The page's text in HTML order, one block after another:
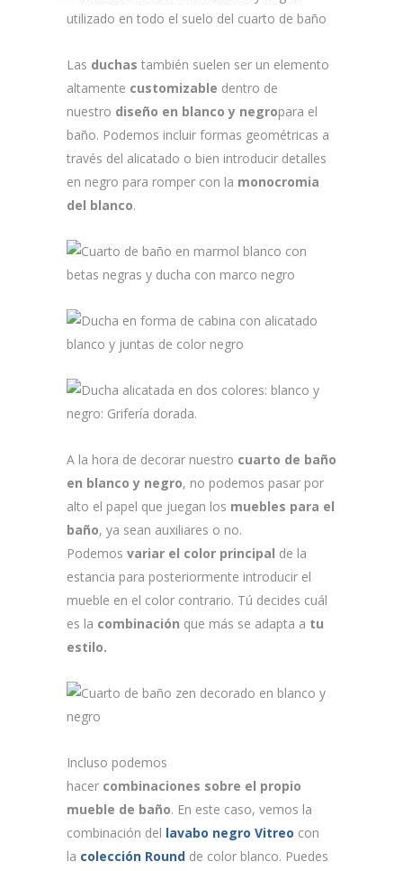
Las duchas también suelen ser un elemento
altamente customizable dentro de
nuestro diseño en blanco y negropara el
baño. Podemos incluir formas geométricas a
través del alicatado o bien introducir detalles
en negro para romper con la monocromia
del blanco.
A la hora de decorar nuestro cuarto de baño
en blanco y negro, no podemos pasar por
alto el papel que juegan los muebles para el
baño, ya sean auxiliares o no.
Podemos variar el color principal de la
estancia para posteriormente introducir el
mueble en el color contrario. Tú decides cuál
es la combinación que más se adapta a tu
estilo.
Incluso podemos
hacer combinaciones sobre el propio
mueble de baño. En este caso, vemos la
combinación del lavabo negro Vitreo con
la colección Round de color blanco. Puedes